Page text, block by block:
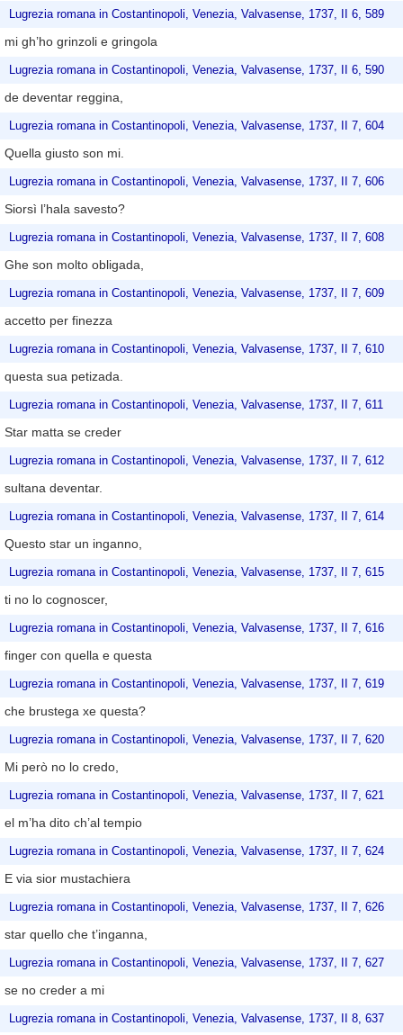
Lugrezia romana in Costantinopoli, Venezia, Valvasense, 1737, II 6, 589
mi gh’ho grinzoli e gringola
Lugrezia romana in Costantinopoli, Venezia, Valvasense, 1737, II 6, 590
de deventar reggina,
Lugrezia romana in Costantinopoli, Venezia, Valvasense, 1737, II 7, 604
Quella giusto son mi.
Lugrezia romana in Costantinopoli, Venezia, Valvasense, 1737, II 7, 606
Siorsì l’hala savesto?
Lugrezia romana in Costantinopoli, Venezia, Valvasense, 1737, II 7, 608
Ghe son molto obligada,
Lugrezia romana in Costantinopoli, Venezia, Valvasense, 1737, II 7, 609
accetto per finezza
Lugrezia romana in Costantinopoli, Venezia, Valvasense, 1737, II 7, 610
questa sua petizada.
Lugrezia romana in Costantinopoli, Venezia, Valvasense, 1737, II 7, 611
Star matta se creder
Lugrezia romana in Costantinopoli, Venezia, Valvasense, 1737, II 7, 612
sultana deventar.
Lugrezia romana in Costantinopoli, Venezia, Valvasense, 1737, II 7, 614
Questo star un inganno,
Lugrezia romana in Costantinopoli, Venezia, Valvasense, 1737, II 7, 615
ti no lo cognoscer,
Lugrezia romana in Costantinopoli, Venezia, Valvasense, 1737, II 7, 616
finger con quella e questa
Lugrezia romana in Costantinopoli, Venezia, Valvasense, 1737, II 7, 619
che brustega xe questa?
Lugrezia romana in Costantinopoli, Venezia, Valvasense, 1737, II 7, 620
Mi però no lo credo,
Lugrezia romana in Costantinopoli, Venezia, Valvasense, 1737, II 7, 621
el m’ha dito ch’al tempio
Lugrezia romana in Costantinopoli, Venezia, Valvasense, 1737, II 7, 624
E via sior mustachiera
Lugrezia romana in Costantinopoli, Venezia, Valvasense, 1737, II 7, 626
star quello che t’inganna,
Lugrezia romana in Costantinopoli, Venezia, Valvasense, 1737, II 7, 627
se no creder a mi
Lugrezia romana in Costantinopoli, Venezia, Valvasense, 1737, II 8, 637